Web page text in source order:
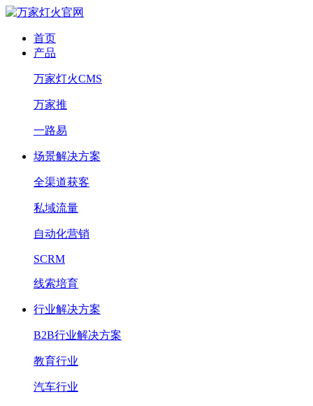
首页
产品
万家灯火CMS
万家推
一路易
场景解决方案
全渠道获客
私域流量
自动化营销
SCRM
线索培育
行业解决方案
B2B行业解决方案
教育行业
汽车行业